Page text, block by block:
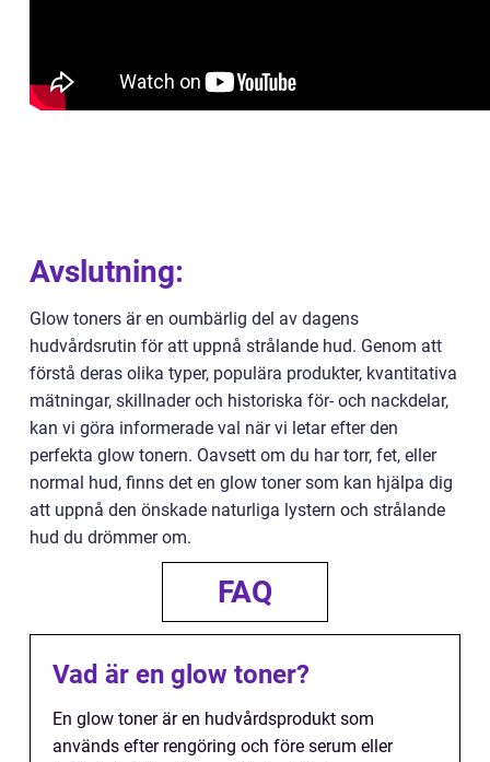
Avslutning:
Glow toners är en oumbärlig del av dagens
hudvårdsrutin för att uppnå strålande hud. Genom att
förstå deras olika typer, populära produkter, kvantitativa
mätningar, skillnader och historiska för- och nackdelar,
kan vi göra informerade val när vi letar efter den
perfekta glow tonern. Oavsett om du har torr, fet, eller
normal hud, finns det en glow toner som kan hjälpa dig
att uppnå den önskade naturliga lystern och strålande
hud du drömmer om.
FAQ
Vad är en glow toner?
En glow toner är en hudvårdsprodukt som
används efter rengöring och före serum eller